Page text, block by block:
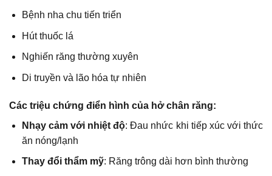
Bệnh nha chu tiến triển
Hút thuốc lá
Nghiến răng thường xuyên
Di truyền và lão hóa tự nhiên
Các triệu chứng điển hình của hở chân răng:
Nhạy cảm với nhiệt độ: Đau nhức khi tiếp xúc với thức
ăn nóng/lạnh
Thay đổi thẩm mỹ: Răng trông dài hơn bình thường